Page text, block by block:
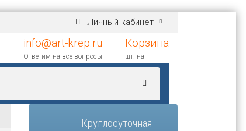
Личный кабинет
info@art-krep.ru
Ответим на все вопросы
Корзина
шт. на
Круглосуточная